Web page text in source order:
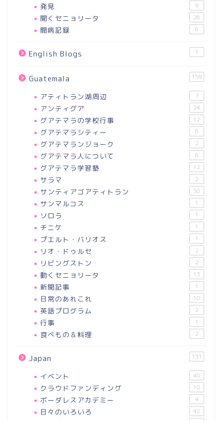
発見 9
聞くセニョリータ 26
闘病記録 6
English Blogs 1
Guatemala 159
アティトラン湖周辺 7
アンティグア 24
グアテマラの学校行事 12
グアテマラシティー 6
グアテマランジョーク 2
グアテマラ人について 6
グアテマラ学習塾 12
サラマ 2
サンティアゴアティトラン 50
サンマルコス 1
ソロラ 1
チニケ 1
プエルト・バリオス 1
リオ・ドゥルセ 2
リビングストン 2
動くセニョリータ 13
新聞記事 1
日常のあれこれ 10
英語プログラム 2
行事 1
食べもの＆料理 2
Japan 131
イベント 40
クラウドファンディング 10
ボーダレスアカデミー 4
日々のいろいろ 42